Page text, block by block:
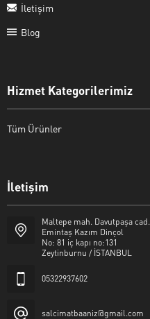
İletişim
Blog
Hizmet Kategorilerimiz
Tüm Ürünler
İletişim
Maltepe mah. Davutpaşa cad.
Emintaş Kazım Dinçol
No: 81 iç kapı no:131
Zeytinburnu / İSTANBUL
05322937602
salcimatbaaniz@gmail.com